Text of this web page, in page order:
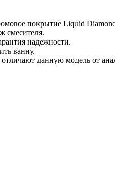
покрытие Liquid
смесителя.
надежности.
ванну.
данную модель от